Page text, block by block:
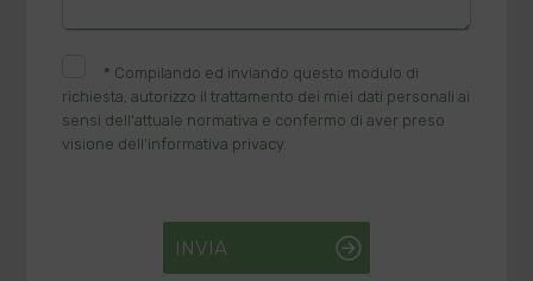
* Compilando ed inviando questo modulo di
richiesta, autorizzo il trattamento dei miei dati personali ai
sensi dell'attuale normativa e confermo di aver preso
visione dell'informativa privacy.
INVIA